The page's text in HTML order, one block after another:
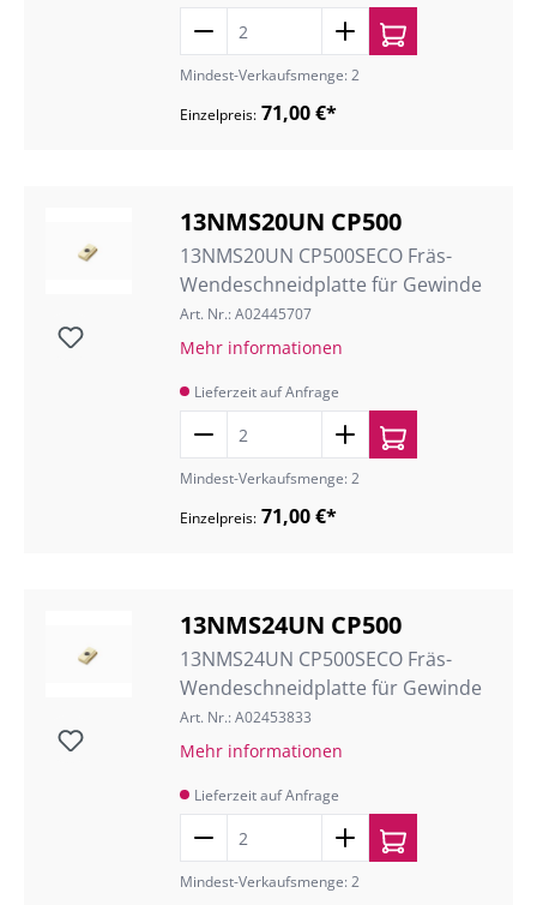
Mindest-Verkaufsmenge: 2
Einzelpreis: 71,00 €*
13NMS20UN CP500
13NMS20UN CP500SECO Fräs-
Wendeschneidplatte für Gewinde
Art. Nr.: A02445707
Mehr informationen
Lieferzeit auf Anfrage
Mindest-Verkaufsmenge: 2
Einzelpreis: 71,00 €*
13NMS24UN CP500
13NMS24UN CP500SECO Fräs-
Wendeschneidplatte für Gewinde
Art. Nr.: A02453833
Mehr informationen
Lieferzeit auf Anfrage
Mindest-Verkaufsmenge: 2